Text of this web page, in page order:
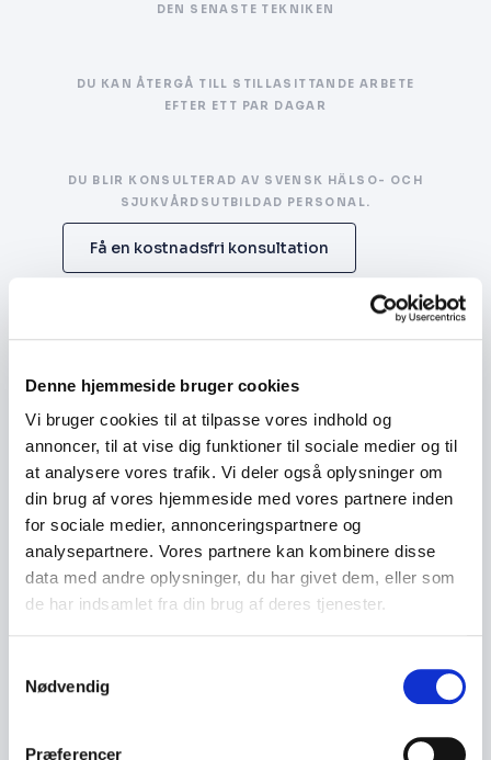
Denne hjemmeside bruger cookies
Vi bruger cookies til at tilpasse vores indhold og
annoncer, til at vise dig funktioner til sociale medier og til
at analysere vores trafik. Vi deler også oplysninger om
din brug af vores hjemmeside med vores partnere inden
for sociale medier, annonceringspartnere og
analysepartnere. Vores partnere kan kombinere disse
data med andre oplysninger, du har givet dem, eller som
de har indsamlet fra din brug af deres tjenester.
Nødvendig
Præferencer
DEN SENASTE TEKNIKEN
DU KAN ÅTERGÅ TILL STILLASITTANDE ARBETE
EFTER ETT PAR DAGAR
DU BLIR KONSULTERAD AV SVENSK HÄLSO- OCH
SJUKVÅRDSUTBILDAD PERSONAL.
Få en kostnadsfri konsultation